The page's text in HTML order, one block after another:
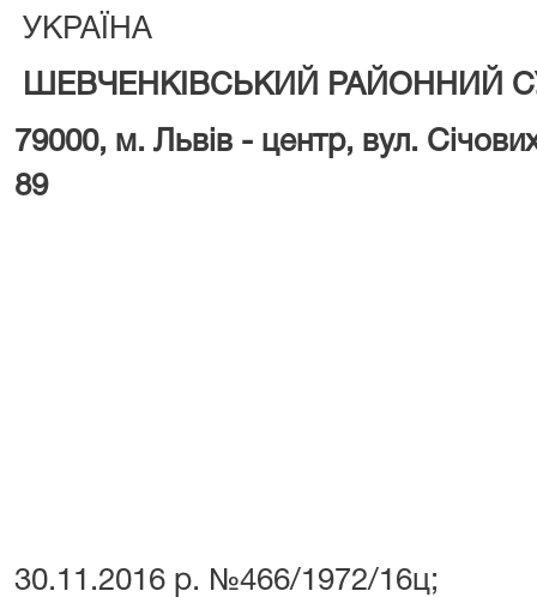
УКРАЇНА
ШЕВЧЕНКІВСЬКИЙ РАЙОННИЙ
79000, м. Львів - центр, вул.
89
30.11.2016 р. №466/1972/16ц;